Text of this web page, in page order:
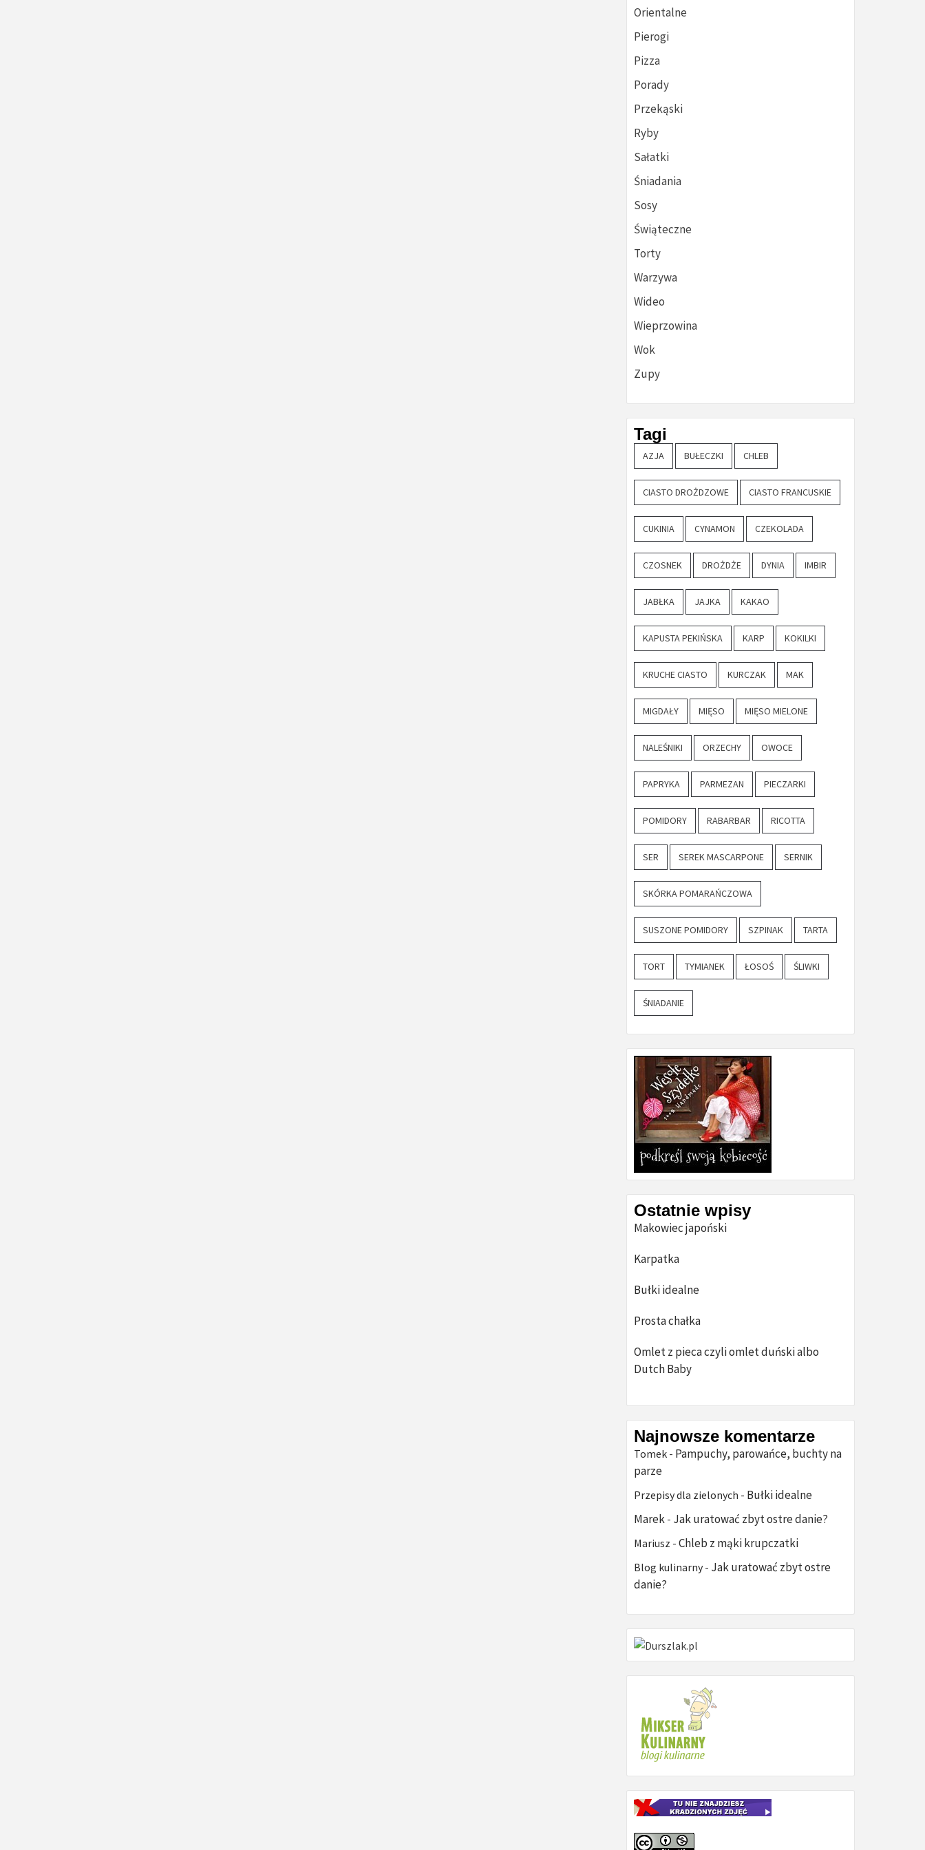
Orientalne
Pierogi
Pizza
Porady
Przekąski
Ryby
Sałatki
Śniadania
Sosy
Świąteczne
Torty
Warzywa
Wideo
Wieprzowina
Wok
Zupy
Tagi
AZJA BUŁECZKI CHLEB
CIASTO DROŻDZOWE CIASTO FRANCUSKIE
CUKINIA CYNAMON CZEKOLADA
CZOSNEK DROŻDŻE DYNIA IMBIR
JABŁKA JAJKA KAKAO
KAPUSTA PEKIŃSKA KARP KOKILKI
KRUCHE CIASTO KURCZAK MAK
MIGDAŁY MIĘSO MIĘSO MIELONE
NALEŚNIKI ORZECHY OWOCE
PAPRYKA PARMEZAN PIECZARKI
POMIDORY RABARBAR RICOTTA
SER SEREK MASCARPONE SERNIK
SKÓRKA POMARAŃCZOWA
SUSZONE POMIDORY SZPINAK TARTA
TORT TYMIANEK ŁOSOŚ ŚLIWKI
ŚNIADANIE
Ostatnie wpisy
Makowiec japoński
Karpatka
Bułki idealne
Prosta chałka
Omlet z pieca czyli omlet duński albo
Dutch Baby
Najnowsze komentarze
Tomek - Pampuchy, parowańce, buchty na
parze
Przepisy dla zielonych - Bułki idealne
Marek - Jak uratować zbyt ostre danie?
Mariusz - Chleb z mąki krupczatki
Blog kulinarny- Jak uratować zbyt ostre
danie?